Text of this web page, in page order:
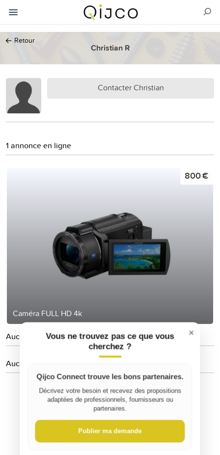
← Retour
Christian R
Contacter Christian
1 annonce en ligne
Caméra FULL HD 4k
800 €
Aucune personne suivie
Aucun avis
×
Vous ne trouvez pas ce que vous
cherchez ?
Qijco Connect trouve les bons partenaires.
Décrivez votre besoin et recevez des propositions
adaptées de professionnels, fournisseurs ou
partenaires.
Publier ma demande